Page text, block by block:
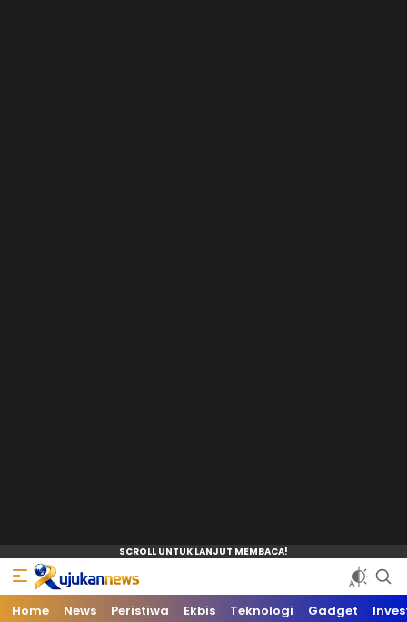
Home News Peristiwa Ekbis Teknologi Gadget